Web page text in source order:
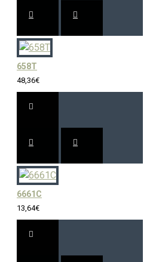
658T
48,36€
6661C
13,64€